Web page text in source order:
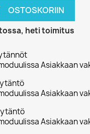
OSTOSKORIIN
heti toimitus
Asiakkaan
Asiakkaan
Asiakkaan